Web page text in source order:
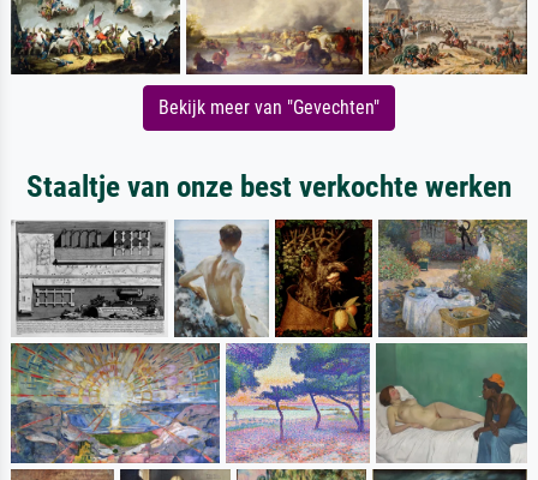
Bekijk meer van "Gevechten"
Staaltje van onze best verkochte werken